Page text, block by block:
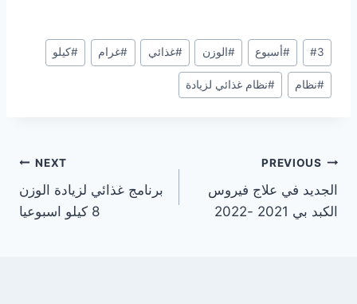
Post
Tags:
#3
#أسبوع #الوزن #غذائي #غرام #كيلو
#نظام #نظام غذائي لزيادة
تصفّح
المقالات
PREVIOUS
الجديد في علاج فيروس
الكبد بي 2021 -2022
NEXT
برنامج غذائي لزيادة الوزن
8 كيلو اسبوعيا